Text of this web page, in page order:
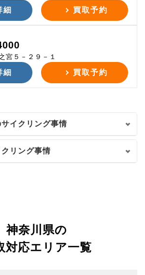
細 買取予約
宮５－２９－１
細 買取予約
イクリング事情
リング事情
神奈川県の
対応エリア一覧